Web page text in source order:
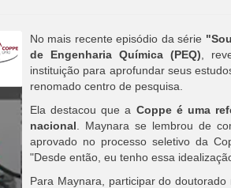
No mais recente episódio da série
de Engenharia Química (PEQ) ,
instituição para aprofundar seus
renomado centro de pesquisa.
Ela destacou que a Coppe é uma
nacional . Maynara se lembrou de
aprovado no processo seletivo da
"Desde então, eu tenho essa
Para Maynara, participar do